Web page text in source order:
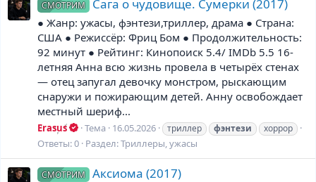
СМОТРИМ Сага о чудовище. Сумерки (2017)
● Жанр: ужасы, фэнтези,триллер, драма ● Страна:
США ● Режиссёр: Фриц Бом ● Продолжительность:
92 минут ● Рейтинг: Кинопоиск 5.4/ IMDb 5.5 16-
летняя Анна всю жизнь провела в четырёх стенах
— отец запугал девочку монстром, рыскающим
снаружи и пожирающим детей. Анну освобождает
местный шериф...
Erasus Тема 16.05.2026 триллер фэнтези хоррор
Ответы: 0 Раздел:Триллеры, ужасы
СМОТРИМ Аксиома (2017)